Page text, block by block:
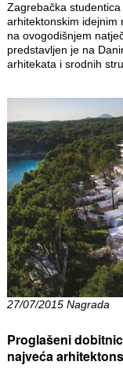
Zagrebačka
arhitektonskim idejnim
na ovogodišnjem
predstavljen je na
arhitekata i srodnih
27/07/2015 Nagrada
Proglašeni
najveća